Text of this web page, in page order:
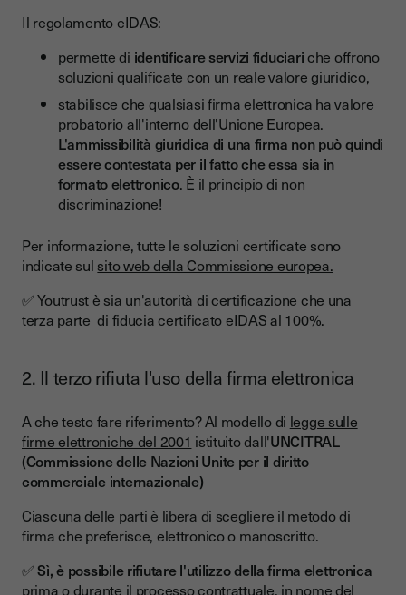
Il regolamento eIDAS:
permette di identificare servizi fiduciariche offrono
soluzioni qualificate con un reale valore giuridico,
stabilisce che qualsiasi firma elettronica ha valore
probatorio all'interno dell'Unione Europea.
L'ammissibilità giuridica di una firma non può quindi
essere contestata per il fatto che essa sia in
formato elettronico. È il principio di non
discriminazione!
Per informazione, tutte le soluzioni certificate sono
indicate sul sito web della Commissione europea.
✅ Youtrust è sia un'autorità di certificazione che una
terza parte di fiducia certificato eIDAS al 100%.
2. Il terzo rifiuta l'uso della firma elettronica
A che testo fare riferimento? Al modello di legge sulle
firme elettroniche del 2001 istituito dall'UNCITRAL
(Commissione delle Nazioni Unite per il diritto
commerciale internazionale)
Ciascuna delle parti è libera di scegliere il metodo di
firma che preferisce, elettronico o manoscritto.
✅Sì, è possibile rifiutare l'utilizzo della firma elettronica
prima o durante il processo contrattuale, in nome del